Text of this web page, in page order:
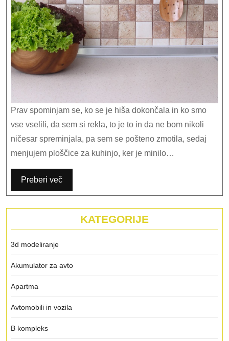
Prav spominjam se, ko se je hiša dokončala in ko smo
vse vselili, da sem si rekla, to je to in da ne bom nikoli
ničesar spreminjala, pa sem se pošteno zmotila, sedaj
menjujem ploščice za kuhinjo, ker je minilo…
Preberi več
KATEGORIJE
3d modeliranje
Akumulator za avto
Apartma
Avtomobili in vozila
B kompleks